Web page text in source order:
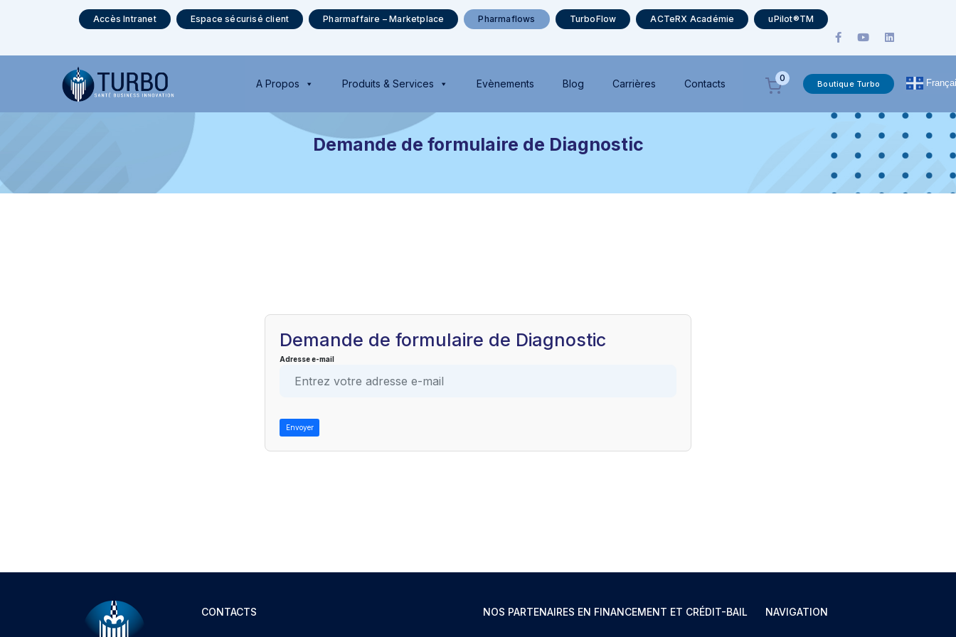
Accès Intranet Espace sécurisé client Pharmaffaire – Marketplace Pharmaflows TurboFlow ACTeRX Académie uPilot®TM
A Propos Produits & Services Evènements Blog Carrières Contacts 0
Boutique Turbo
Demande de formulaire de Diagnostic
Demande de formulaire de Diagnostic
Adresse e-mail
Envoyer
CONTACTS NOS PARTENAIRES EN FINANCEMENT ET CRÉDIT-BAIL NAVIGATION